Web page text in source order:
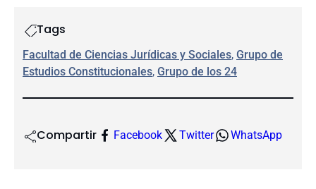
Tags
Facultad de Ciencias Jurídicas y Sociales, Grupo de
Estudios Constitucionales, Grupo de los 24
Compartir Facebook Twitter WhatsApp